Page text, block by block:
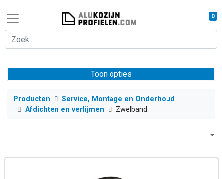
0
Toon opties
Producten
Service, Montage en Onderhoud
Afdichten en verlijmen
Zwelband